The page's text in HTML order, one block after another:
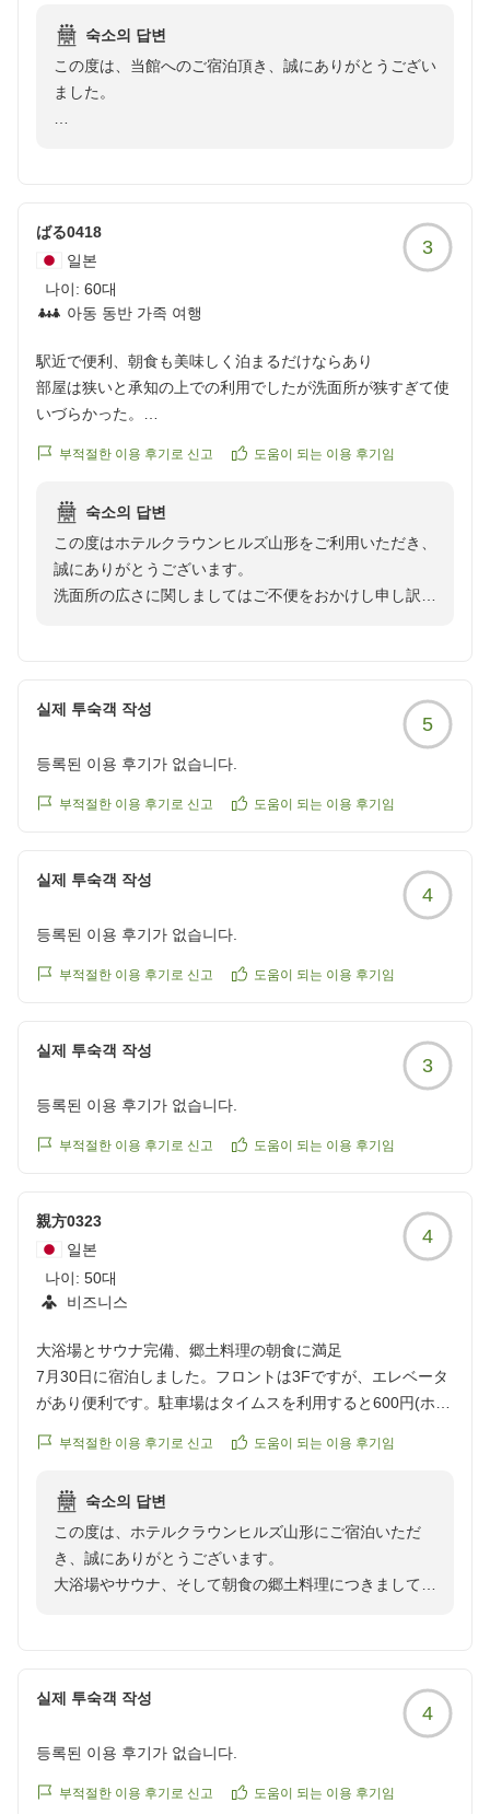
鍵付きでセキュリティはしっかりしているが
出る時に男性と出くわしてびっくりした。
アメニティ(シャンプーやボディソープ)は
漫画読み放題
お茶も無料
トロトロで
かなり気に入りました。
利用させていただきたいです。
https://review.travel.rakuten.co.jp/hotel/voice/153148?
reviewId=33123478400841
숙소의 답변
この度は、当館へのご宿泊頂き、誠にありがとうござい
ました。
食事処やスナックもございます。コンビニも周りには、
ございます。夜お出かけする際に、便利だと好評です。
大浴場の件は、申し訳ございません。男女で別の構造で
今後何かしらの対処が出来たらと考え、努めて参りま
す。お風呂上りにリラクゼーションルームも設けてお
り、マッサージチェアしながら漫画も楽しむことが出来
部屋でゆっくり過ごせたようで何よりです。
当館は、ベットが１４０のシングルベットになります。
また、バスルームはユニットバスとなります。アメニテ
ィーは基本的にタオルとコップしか置いて無いので、
他は、アメニティーコーナーよりセルフサービスとなり
供し、バイキング形式でご利用が出来ます。ヨーグルト
ですが、蔵王産で特徴として、固いというより、伸びて
どろどろとした弾力ある料理です。想像と違い、申し訳
ございません。
今後もお客様に満足頂けるよう改善していきます。
またのご利用お待ちしております。
フロント 鈴木
プラン◇◆
ばる0418
일본
나이: 60대
아동 동반 가족 여행
3
駅近で便利、朝食も美味しく泊まるだけならあり
部屋は狭いと承知の上での利用でしたが洗面所が狭すぎて使
いづらかった。
駅から近いのて便利です。
泊まるだけならありです。
コップや色んな物が置いてあり自由に使っていいようで、と
ても助かりまささた
クチコミの詳細はこちらから
부적절한 이용 후기로 신고 도움이 되는 이용 후기임
숙소의 답변
この度はホテルクラウンヒルズ山形をご利用いただき、
誠にありがとうございます。
洗面所の広さに関しましてはご不便をおかけし申し訳ご
「泊まるだけならあり」とのお言葉を励みに、より快適
にお過ごしいただけるよう精進してまいります。また山
フロント 渡邉
실제 투숙객 작성
5
등록된 이용 후기가 없습니다.
부적절한 이용 후기로 신고 도움이 되는 이용 후기임
실제 투숙객 작성
4
등록된 이용 후기가 없습니다.
부적절한 이용 후기로 신고 도움이 되는 이용 후기임
실제 투숙객 작성
3
등록된 이용 후기가 없습니다.
부적절한 이용 후기로 신고 도움이 되는 이용 후기임
親方0323
일본
나이: 50대
비즈니스
4
大浴場とサウナ完備、郷土料理の朝食に満足
7月30日に宿泊しました。フロントは3Fですが、エレベータ
があり便利です。駐車場はタイムスを利用すると600円(ホテ
サウナ(4人程度)もあります。朝食のおかずは少な目ですが、
クチコミの詳細はこちらから
https://review.travel.rakuten.co.jp/hotel/voice/153148?
reviewId=33123478343131
부적절한 이용 후기로 신고 도움이 되는 이용 후기임
숙소의 답변
この度は、ホテルクラウンヒルズ山形にご宿泊いただ
き、誠にありがとうございます。
大浴場やサウナ、そして朝食の郷土料理につきましても
いただき光栄です。
また、駐車場に関しまして、詳細な情報を共有いただき
ありがとうございます。ご不便をおかけした点もあるか
今後の参考にさせていただきます。
실제 투숙객 작성
4
등록된 이용 후기가 없습니다.
부적절한 이용 후기로 신고 도움이 되는 이용 후기임